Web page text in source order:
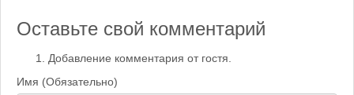
Оставьте свой комментарий
Добавление комментария от гостя.
Имя (Обязательно)